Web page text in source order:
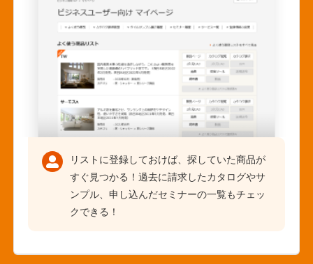
リストに登録しておけば、探していた商品が
すぐ見つかる！過去に請求したカタログやサ
ンプル、申し込んだセミナーの一覧もチェッ
クできる！